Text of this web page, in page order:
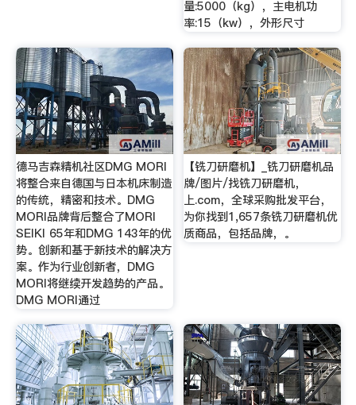
量:5000（kg），主电机功
率:15（kw），外形尺寸
德马吉森精机社区DMG MORI
将整合来自德国与日本机床制造
的传统，精密和技术。DMG
MORI品牌背后整合了MORI
SEIKI 65年和DMG 143年的优
势。创新和基于新技术的解决方
案。作为行业创新者，DMG
MORI将继续开发趋势的产品。
DMG MORI通过
【铣刀研磨机】_铣刀研磨机品
牌/图片/找铣刀研磨机，
上.com，全球采购批发平台，
为你找到1,657条铣刀研磨机优
质商品，包括品牌，。